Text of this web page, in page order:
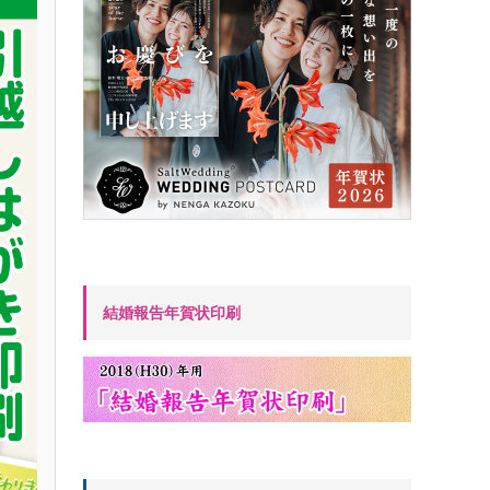
結婚報告年賀状印刷